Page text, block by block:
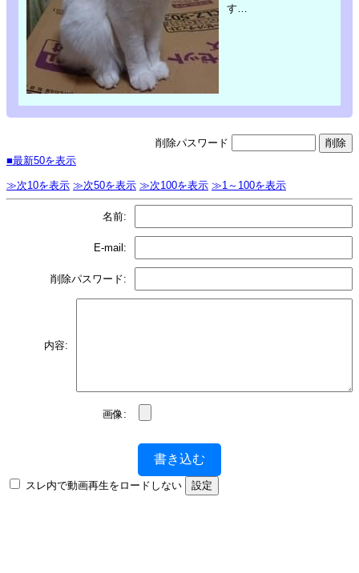
す…
削除パスワード
■最新50を表示
≫次10を表示 ≫次50を表示 ≫次100を表示 ≫1～100を表示
名前:
E-mail:
削除パスワード:
内容:
画像:
書き込む
スレ内で動画再生をロードしない